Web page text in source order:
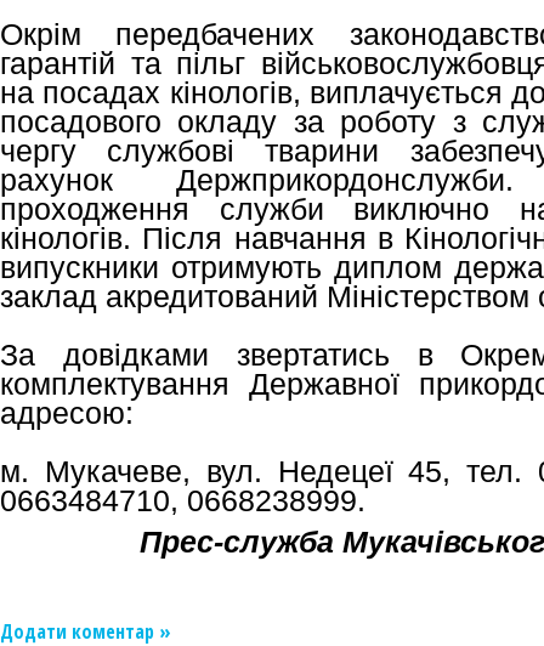
Окрім передбачених
гарантій та пільг
на посадах кінологів, виплачується
посадового окладу за роботу з
чергу службові тварини
рахунок
проходження служби виключно
кінологів. Після навчання в
випускники отримують диплом
заклад акредитований Міністерством
За довідками звертатись в
комплектування Державної
адресою:
м. Мукачеве, вул. Недецеї 45, тел.
0663484710, 0668238999.
Прес-служба
Додати коментар »